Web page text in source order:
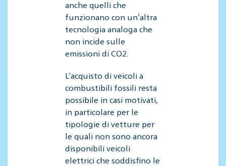
anche quelli che
funzionano con un’altra
tecnologia analoga che
non incide sulle
emissioni di CO2.
L’acquisto di veicoli a
combustibili fossili resta
possibile in casi motivati,
in particolare per le
tipologie di vetture per
le quali non sono ancora
disponibili veicoli
elettrici che soddisfino le